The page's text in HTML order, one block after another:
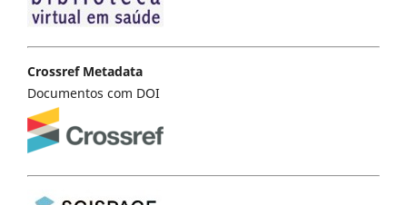
Crossref Metadata
Documentos com DOI